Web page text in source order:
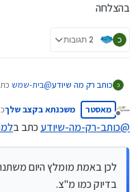
בהצלחה
כ 2 תגובות
כ כותב רק מה שיודע@בית-שמש
לכן באמת
היא בדיוק כמו
בהרבה מעל 2.5% . בד"כ 3.2 ומעלה.
ובל נשכח
הצמודה למדד
מנותק
מאסטר משכנתא בקצב שלך
@כותב-רק-מה-שיודעכתב ב
לכן באמת מומלץ היום
בדיוק כמו מ"צ.